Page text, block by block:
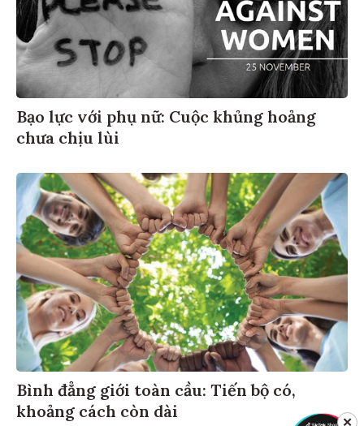
Bạo lực với phụ nữ: Cuộc khủng hoảng
chưa chịu lùi
Bình đẳng giới toàn cầu: Tiến bộ có,
khoảng cách còn dài
✕